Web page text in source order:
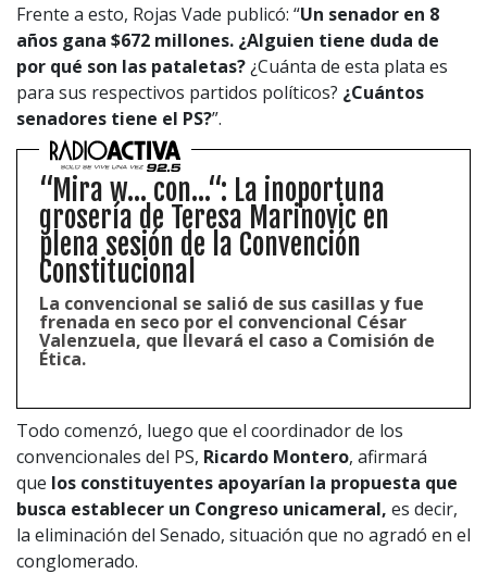
Frente a esto, Rojas Vade publicó: “Un senador en 8
años gana $672 millones. ¿Alguien tiene duda de
por qué son las pataletas?¿Cuánta de esta plata es
para sus respectivos partidos políticos? ¿Cuántos
senadores tiene el PS?”.
“Mira w... con...“: La inoportuna
grosería de Teresa Marinovic en
plena sesión de la Convención
Constitucional
La convencional se salió de sus casillas y fue
frenada en seco por el convencional César
Valenzuela, que llevará el caso a Comisión de
Ética.
Todo comenzó, luego que el coordinador de los
convencionales del PS, Ricardo Montero, afirmará
que los constituyentes apoyarían la propuesta que
busca establecer un Congreso unicameral, es decir,
la eliminación del Senado, situación que no agradó en el
conglomerado.